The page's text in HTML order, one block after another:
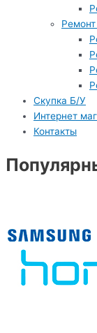
Скупка Б/У
Интернет
Контакты